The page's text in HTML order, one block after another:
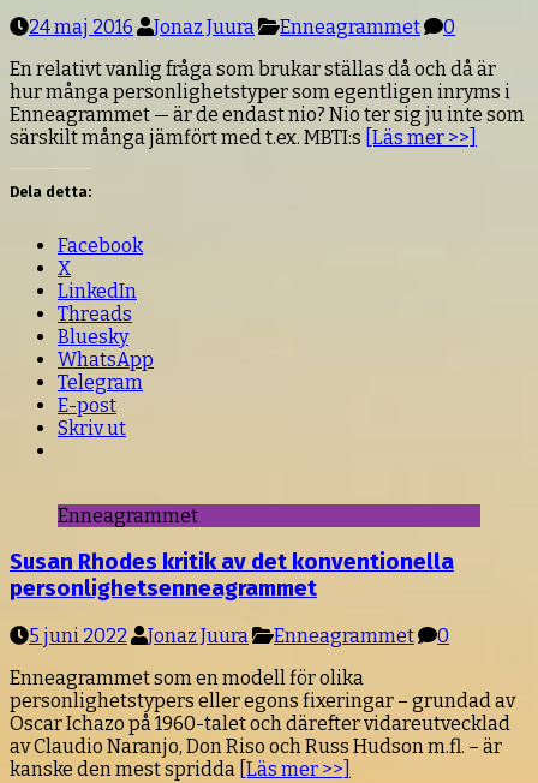
24 maj 2016 Jonaz Juura Enneagrammet
0
En relativt vanlig fråga som brukar ställas då och då är
hur många personlighetstyper som egentligen inryms i
Enneagrammet — är de endast nio? Nio ter sig ju inte som
särskilt många jämfört med t.ex. MBTI:s [Läs mer >>]
Dela detta:
Facebook
X
LinkedIn
Threads
Bluesky
WhatsApp
Telegram
E-post
Skriv ut
Enneagrammet
Susan Rhodes kritik av det konventionella
personlighetsenneagrammet
5 juni 2022 Jonaz Juura Enneagrammet
0
Enneagrammet som en modell för olika
personlighetstypers eller egons fixeringar – grundad av
Oscar Ichazo på 1960-talet och därefter vidareutvecklad
av Claudio Naranjo, Don Riso och Russ Hudson m.fl. – är
kanske den mest spridda [Läs mer >>]